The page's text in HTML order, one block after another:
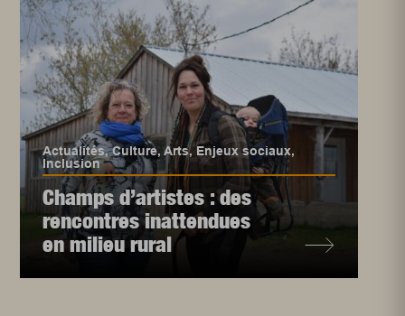
Actualités,Culture,Arts, Enjeux sociaux,
Inclusion
Champs d’artistes : des
rencontres inattendues
en milieu rural